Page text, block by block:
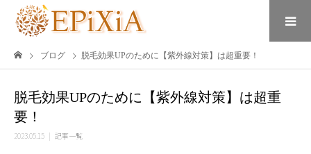
ブログ 脱毛効果UPのために【紫外線対策】は超重要！
脱毛効果UPのために【紫外線対策】は超重
要！
2023.05.15 記事一覧